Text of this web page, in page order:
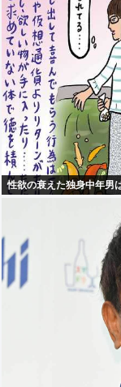
性欲の衰えた独身中年男